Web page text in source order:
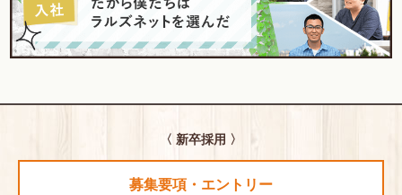
〈 新卒採用 〉
募集要項・エントリー